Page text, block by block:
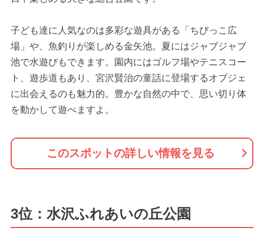
子ども達に人気なのは多彩な遊具がある「ちびっこ広
場」や、魚釣りが楽しめる金矢池。夏にはジャブジャブ
池で水遊びもできます。園内にはゴルフ場やテニスコー
ト、遊歩道もあり、宮沢賢治の童話に登場するオブジェ
に出会えるのも魅力的。豊かな自然の中で、思い切り体
を動かして遊べますよ。
このスポットの詳しい情報を見る
3位：水沢ふれあいの丘公園